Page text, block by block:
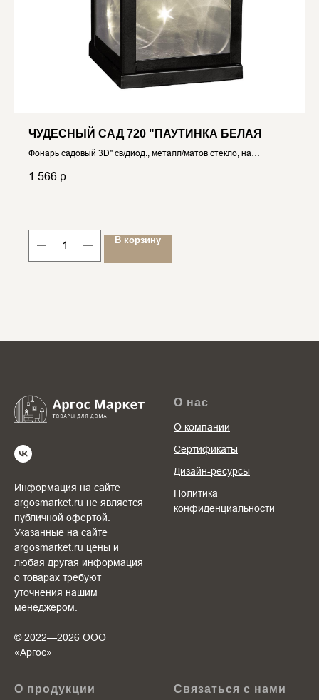
ЧУДЕСНЫЙ САД 720 "ПАУТИНКА БЕЛАЯ
Фонарь садовый 3D" св/диод., металл/матов стекло, на
1 566 р.
В корзину
Информация на сайте
argosmarket.ru не является
публичной офертой.
Указанные на сайте
argosmarket.ru цены и
любая другая информация
о товарах требуют
уточнения нашим
менеджером.
© 2022—2026 ООО
«Аргоc»
О нас
О компании
Сертификаты
Дизайн-ресурсы
Политика
конфиденциальности
О продукции Связаться с нами